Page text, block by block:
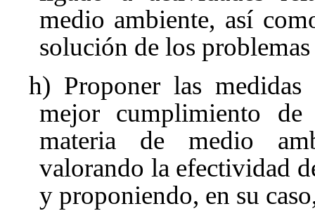
medio ambiente, así
solución de los
h) Proponer las medidas
mejor cumplimiento de
materia de medio
valorando la efectividad
y proponiendo, en su